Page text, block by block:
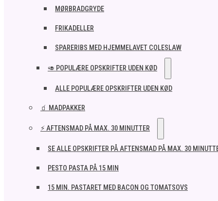
MØRBRADGRYDE
FRIKADELLER
SPARERIBS MED HJEMMELAVET COLESLAW
🥑 POPULÆRE OPSKRIFTER UDEN KØD
ALLE POPULÆRE OPSKRIFTER UDEN KØD
🧃 MADPAKKER
⚡ AFTENSMAD PÅ MAX. 30 MINUTTER
SE ALLE OPSKRIFTER PÅ AFTENSMAD PÅ MAX. 30
PESTO PASTA PÅ 15 MIN
15 MIN. PASTARET MED BACON OG TOMATSOVS